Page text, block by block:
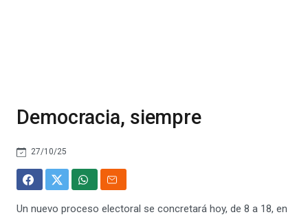
Democracia, siempre
27/10/25
Un nuevo proceso electoral se concretará hoy, de 8 a 18, en